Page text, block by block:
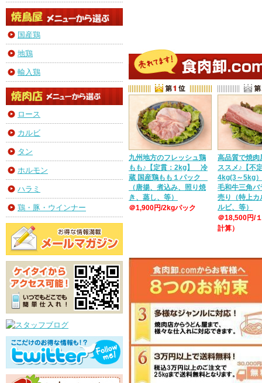
国産鶏
地鶏
輸入鶏
ロース
カルビ
タン
ホルモン
ハラミ
鶏・豚・ウインナー
九州地方のフレッシュ鶏
もも♪【定貫：2kg】 冷
蔵 国産鶏もも１パック
（唐揚、煮込み、照り焼
き、蒸し、等）
＠1,900円/2kgパック
高品質で焼肉
ススメ♪【不
4kg(3～5kg
毛和牛三角バ
売り（特上カ
ルビ、等）
＠18,500円/
計算）